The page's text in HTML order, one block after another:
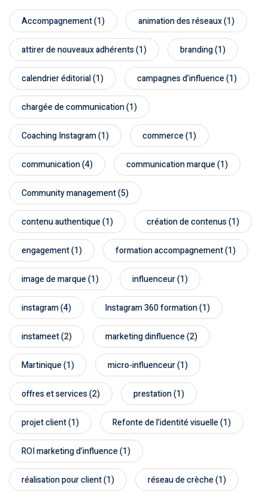
Accompagnement(1) animation des réseaux(1)
attirer de nouveaux adhérents(1) branding(1)
calendrier éditorial(1) campagnes d’influence(1)
chargée de communication(1)
Coaching Instagram(1) commerce(1)
communication(4) communication marque(1)
Community management(5)
contenu authentique(1) création de contenus(1)
engagement(1) formation accompagnement(1)
image de marque(1) influenceur(1)
instagram(4) Instagram 360 formation(1)
instameet(2) marketing dinfluence(2)
Martinique(1) micro-influenceur(1)
offres et services(2) prestation(1)
projet client(1) Refonte de l’identité visuelle(1)
ROI marketing d’influence(1)
réalisation pour client(1) réseau de crèche(1)